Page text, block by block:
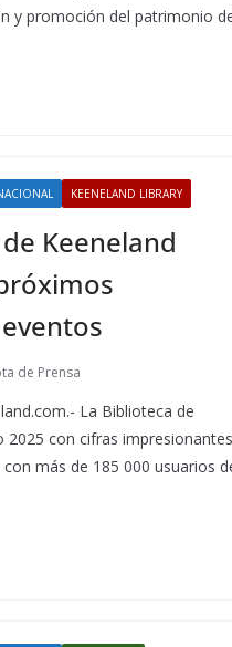
y promoción del patrimonio
KEENELAND LIBRARY
Keeneland
de Prensa
La Biblioteca de
2025 con cifras
más de 185 000 usuarios